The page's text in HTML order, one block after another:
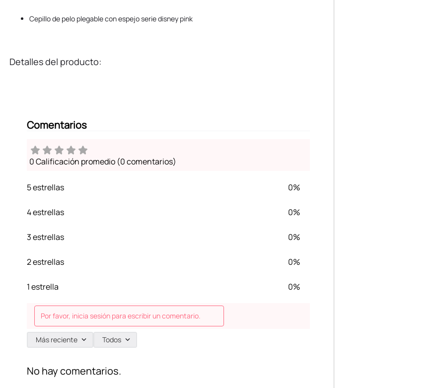
Cepillo de pelo plegable con espejo serie disney pink
Detalles del producto:
Comentarios
0 Calificación promedio (0 comentarios)
5 estrellas 0%
4 estrellas 0%
3 estrellas 0%
2 estrellas 0%
1 estrella 0%
Por favor, inicia sesión para escribir un comentario.
Más reciente Todos
No hay comentarios.